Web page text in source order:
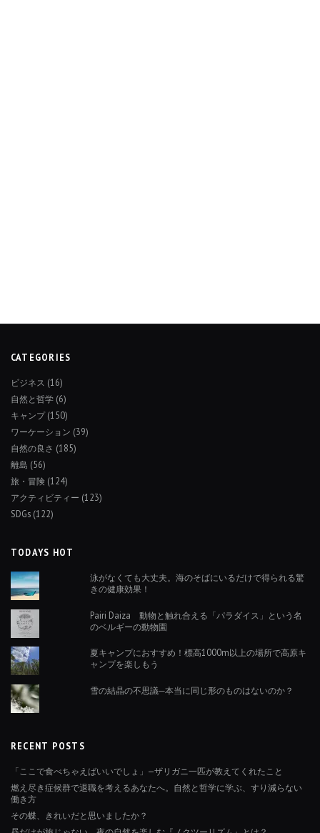
CATEGORIES
ビジネス (16)
自然と哲学 (6)
キャンプ(150)
ワーケーション (39)
自然の良さ (185)
離島 (56)
旅・冒険 (124)
アクティビティー (123)
SDGs (122)
TODAYS HOT
泳がなくても大丈夫。海のそばにいるだけで得られる驚
きの健康効果！
Pairi Daiza 動物と触れ合える「パラダイス」という名
のベルギーの動物園
夏キャンプにおすすめ！標高1000m以上の場所で高原キ
ャンプを楽しもう
雪の結晶の不思議─本当に同じ形のものはないのか？
RECENT POSTS
「ここで食べちゃえばいいでしょ」—ザリガニ一匹が教えてくれたこと
燃え尽き症候群で退職を考えるあなたへ。自然と哲学に学ぶ、すり減らない
働き方
その蝶、きれいだと思いましたか？